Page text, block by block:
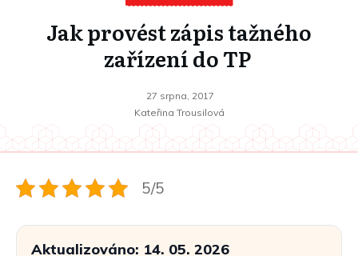
Jak provést zápis tažného
zařízení do TP
27 srpna, 2017
Kateřina Trousilová
5/5
Aktualizováno: 14. 05. 2026